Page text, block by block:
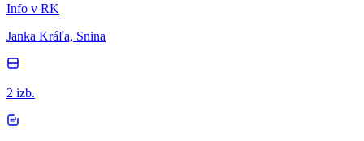
Info v RK
Janka Kráľa, Snina
2 izb.